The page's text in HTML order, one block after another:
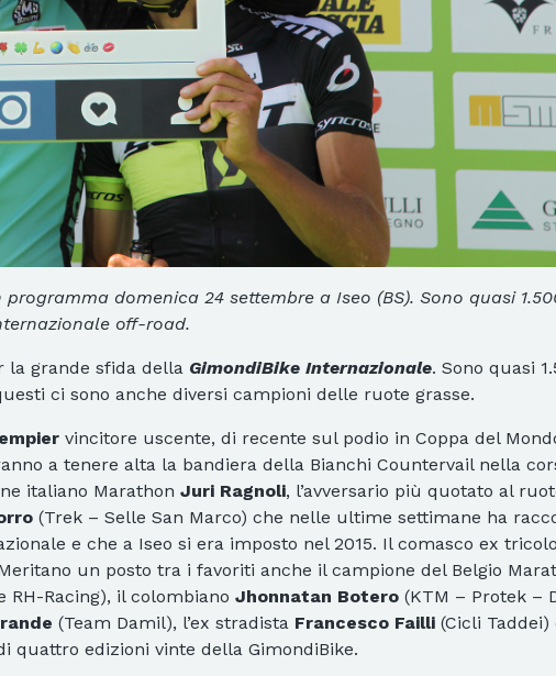
domenica 24 settembre a Iseo (BS). Sono quasi
off-road.
la grande sfida della GimondiBike Internazionale. Sono quasi
ci sono anche diversi campioni delle ruote grasse.
vincitore uscente, di recente sul podio in Coppa del
a tenere alta la bandiera della Bianchi Countervail nella
italiano Marathon Juri Ragnoli, l’avversario più quotato al
(Trek – Selle San Marco) che nelle ultime settimane ha
e che a Iseo si era imposto nel 2015. Il comasco ex
un posto tra i favoriti anche il campione del Belgio
RH-Racing), il colombiano Jhonnatan Botero (KTM – Protek –
(Team Damil), l’ex stradista Francesco Failli (Cicli Taddei)
quattro edizioni vinte della GimondiBike.